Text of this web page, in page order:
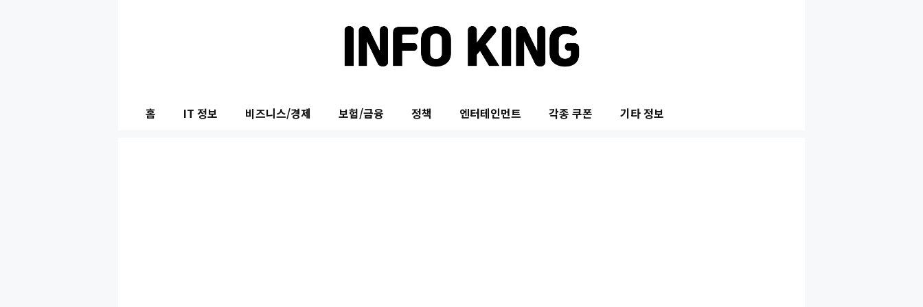
홈 IT 정보 비즈니스/경제 보험/금융 정책 엔터테인먼트 각종 쿠폰 기타 정보